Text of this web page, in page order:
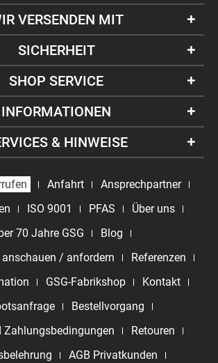
SHOP SERVICE
INFORMATIONEN
& HINWEISE
VERSENDEN MIT
SICHERHEIT
Anfahrt
Ansprechpartner
ISO 9001 PFAS
Über uns
70 Jahre GSG
Blog
/ anfordern
Referenzen
GSG-Fabrikshop
Kontakt
Bestellvorgang
Zahlungsbedingungen
Retouren
AGB Privatkunden